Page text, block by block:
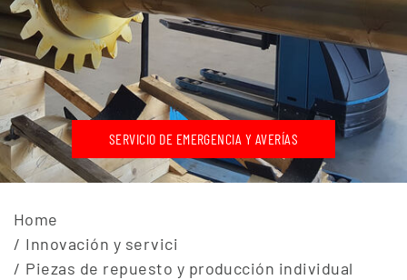
SERVICIO DE EMERGENCIA Y AVERÍAS
Home
Innovación y servici
Piezas de repuesto y producción individual